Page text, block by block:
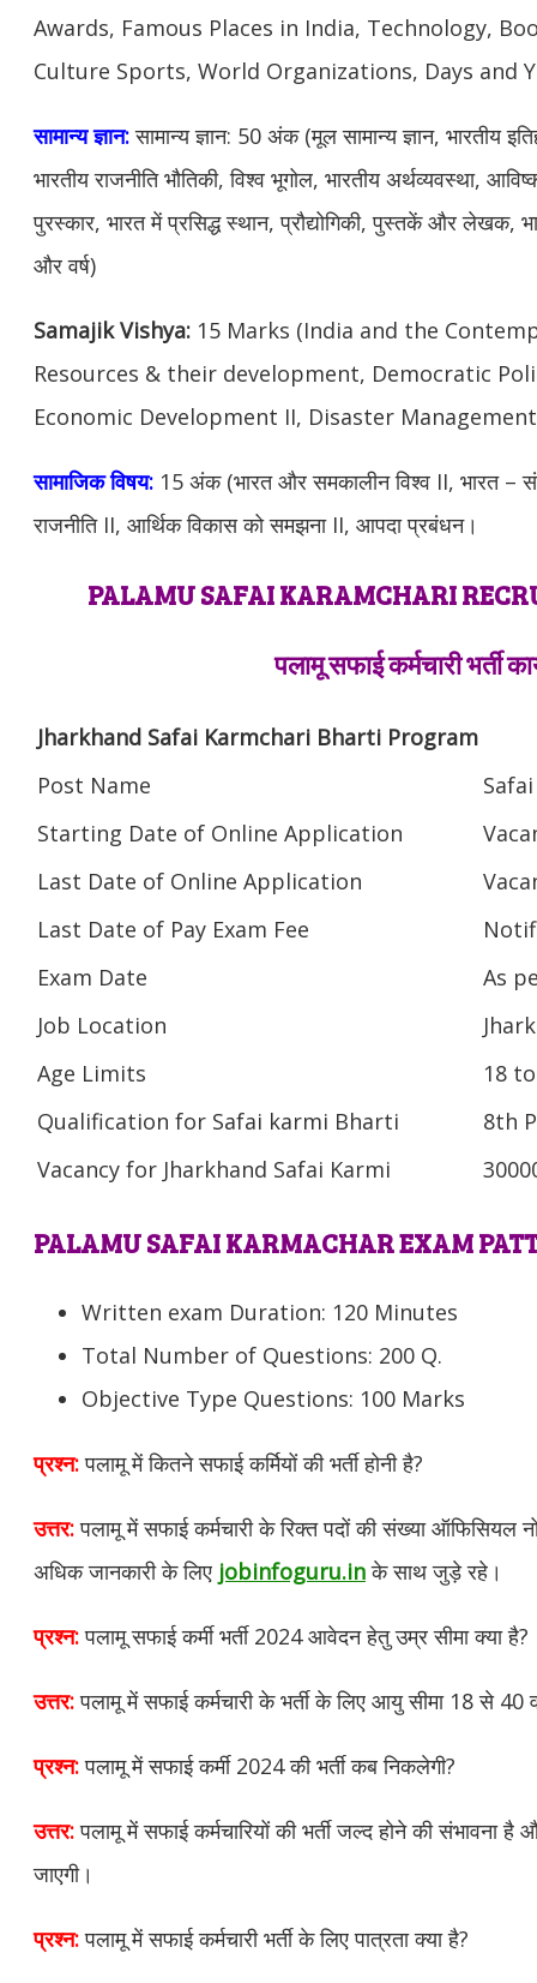
Awards, Famous Places in India, Technology,
Culture Sports, World Organizations, Days and
सामान्य ज्ञान:सामान्य ज्ञान: 50 अंक (मूल सामान्य ज्ञान, भारतीय
भारतीय राजनीति भौतिकी, विश्व भूगोल, भारतीय अर्थव्यवस्था,
पुरस्कार, भारत में प्रसिद्ध स्थान, प्रौद्योगिकी, पुस्तकें और लेखक,
और वर्ष)
Samajik Vishya: 15 Marks (India and the
Resources & their development, Democratic
Economic Development II, Disaster
सामाजिक विषय: 15 अंक (भारत और समकालीन विश्व II, भारत –
राजनीति II, आर्थिक विकास को समझना II, आपदा प्रबंधन।
PALAMU SAFAI KARAMCHARI
पलामू सफाई कर्मचारी भर्ती
Jharkhand Safai Karmchari Bharti Program
Post Name
Starting Date of Online Application
Last Date of Online Application
Last Date of Pay Exam Fee
Exam Date
As
Job Location
Age Limits
18
Qualification for Safai karmi Bharti
8th
Vacancy for Jharkhand Safai Karmi
PALAMU SAFAI KARMACHAR EXAM
Written exam Duration: 120 Minutes
Total Number of Questions: 200 Q.
Objective Type Questions: 100 Marks
प्रश्न:पलामू में कितने सफाई कर्मियों की भर्ती होनी है?
उत्तर:पलामू में सफाई कर्मचारी के रिक्त पदों की संख्या ऑफिसियल
अधिक जानकारी के लिए jobinfoguru.in के साथ जुड़े रहे।
प्रश्न:पलामू सफाई कर्मी भर्ती 2024 आवेदन हेतु उम्र सीमा क्या है?
उत्तर:पलामू में सफाई कर्मचारी के भर्ती के लिए आयु सीमा 18 से 40
प्रश्न:पलामू में सफाई कर्मी 2024 की भर्ती कब निकलेगी?
उत्तर:पलामू में सफाई कर्मचारियों की भर्ती जल्द होने की संभावना है
जाएगी।
प्रश्न:पलामू में सफाई कर्मचारी भर्ती के लिए पात्रता क्या है?